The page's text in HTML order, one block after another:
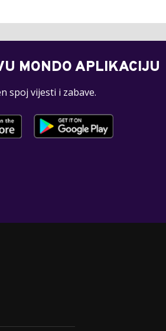
MONDO APLIKACIJU
spoj vijesti i zabave.